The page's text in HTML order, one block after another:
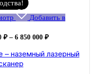
Добавить в
₽ – 6 850 000 ₽Диапазон
5
– наземный лазерный